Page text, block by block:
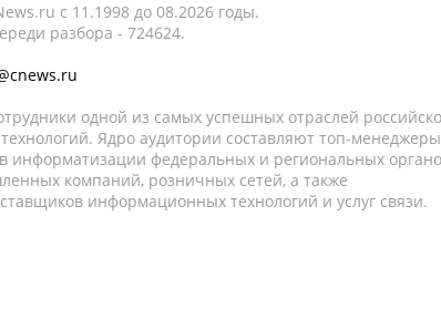
c 11.1998 до 08.2026 годы.
разбора - 724624.
одной из самых успешных отраслей
Ядро аудитории составляют топ-
информатизации федеральных и региональных
компаний, розничных сетей, а также
информационных технологий и услуг связи.